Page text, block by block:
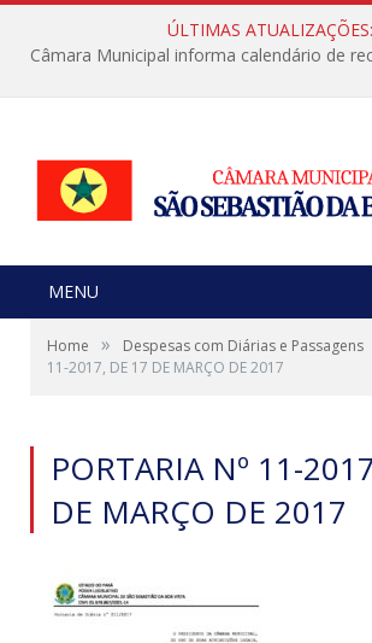
ÚLTIMAS ATUALIZAÇÕES:
MENU
Home » Despesas com Diárias e Passagens
11-2017, DE 17 DE MARÇO DE 2017
PORTARIA Nº 11-
DE MARÇO DE 2017